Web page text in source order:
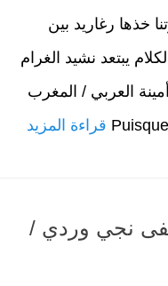
خذها رغاريد بين
يبتعد نشيد الغرام
العربي / المغرب
قراءة المزيد
نجي وردي /